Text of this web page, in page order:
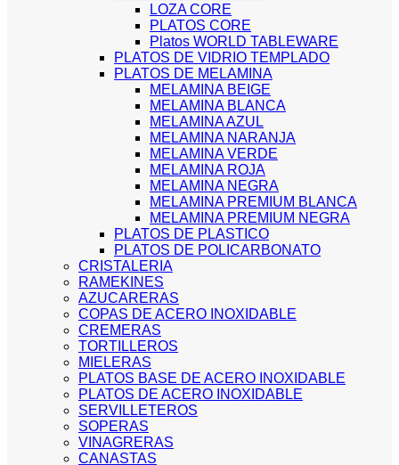
LOZA CORE
PLATOS CORE
Platos WORLD TABLEWARE
PLATOS DE VIDRIO TEMPLADO
PLATOS DE MELAMINA
MELAMINA BEIGE
MELAMINA BLANCA
MELAMINA AZUL
MELAMINA NARANJA
MELAMINA VERDE
MELAMINA ROJA
MELAMINA NEGRA
MELAMINA PREMIUM BLANCA
MELAMINA PREMIUM NEGRA
PLATOS DE PLASTICO
PLATOS DE POLICARBONATO
CRISTALERIA
RAMEKINES
AZUCARERAS
COPAS DE ACERO INOXIDABLE
CREMERAS
TORTILLEROS
MIELERAS
PLATOS BASE DE ACERO INOXIDABLE
PLATOS DE ACERO INOXIDABLE
SERVILLETEROS
SOPERAS
VINAGRERAS
CANASTAS